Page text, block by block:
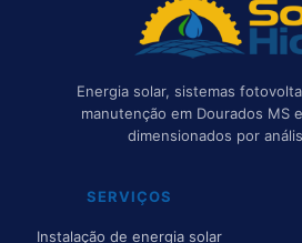
Energia solar, sistemas
manutenção em Dourados MS
dimensionados por
SERVIÇOS
Instalação de energia solar